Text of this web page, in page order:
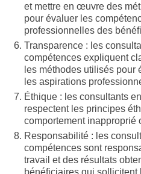
et mettre en œuvre des
pour évaluer les
professionnelles des
Transparence : les
compétences expliquent
les méthodes utilisés pour
les aspirations
Éthique : les consultants
respectent les principes
comportement inapproprié
Responsabilité : les
compétences sont
travail et des résultats
bénéficiaires qui